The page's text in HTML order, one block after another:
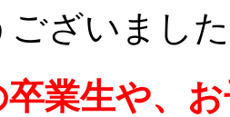
ございまし
業生や、お